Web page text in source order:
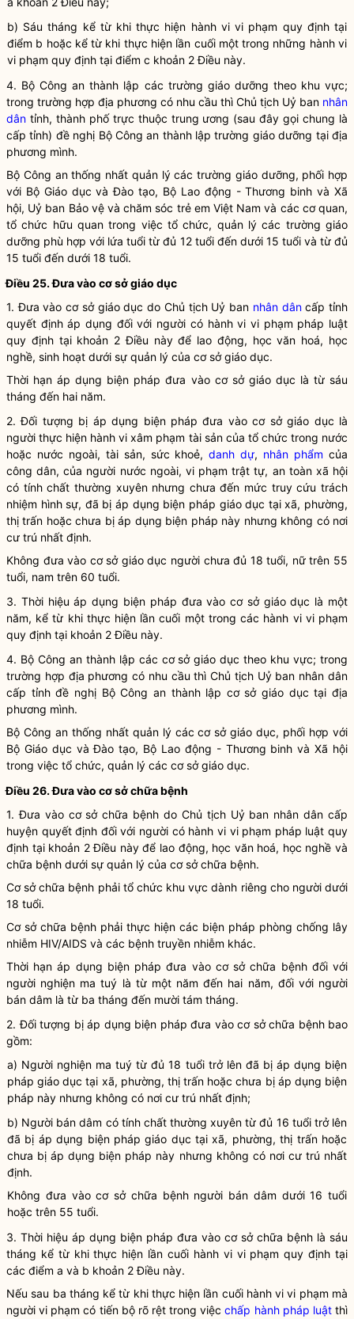
b) Sáu tháng kể từ khi thực hiện hành vi vi phạm quy định tại
điểm b hoặc kể từ khi thực hiện lần cuối một trong những hành vi
vi phạm quy định tại điểm c khoản 2 Điều này.
4. Bộ Công an thành lập các trường giáo dưỡng theo khu vực;
trong trường hợp địa phương có nhu cầu thì Chủ tịch Uỷ ban nhân
dân tỉnh, thành phố trực thuộc trung ương (sau đây gọi chung là
cấp tỉnh) đề nghị Bộ Công an thành lập trường giáo dưỡng tại địa
phương mình.
Bộ Công an thống nhất quản lý các trường giáo dưỡng, phối hợp
với Bộ Giáo dục và Đào tạo, Bộ Lao động - Thương binh và Xã
hội, Uỷ ban Bảo vệ và chăm sóc trẻ em Việt Nam và các cơ quan,
tổ chức hữu quan trong việctổ chức, quản lý các trường giáo
dưỡng phù hợp với lứa tuổi từ đủ 12 tuổi đến dưới 15 tuổi và từ đủ
15 tuổi đến dưới 18 tuổi.
Điều 25.Đưa vào cơ sở giáo dục
1.Đưa vào cơ sở giáo dục do Chủ tịch Uỷ ban nhân dâncấp tỉnh
quyết định áp dụng đối với người có hành vi vi phạm pháp luật
quy định tại khoản 2 Điều này để lao động, học văn hoá, học
nghề, sinh hoạt dưới sự quản lý của cơ sở giáo dục.
Thời hạn áp dụng biện phápđưa vào cơ sở giáo dục là từ sáu
tháng đến hai năm.
2. Đối tượng bị áp dụng biện phápđưa vào cơ sở giáo dục là
người thực hiện hành vi xâm phạm tài sản của tổ chức trong nước
hoặc nước ngoài, tài sản, sức khoẻ,danh dự, nhân phẩm của
công dân, của người nước ngoài, vi phạm trật tự, an toàn xã hội
có tính chất thường xuyên nhưng chưa đến mức truy cứu trách
nhiệm hình sự, đã bị áp dụng biện pháp giáo dục tại xã, phường,
thị trấn hoặc chưa bị áp dụng biện pháp này nhưng không có nơi
cư trú nhất định.
Không đưa vào cơ sở giáo dục người chưa đủ 18 tuổi, nữ trên 55
tuổi, nam trên 60 tuổi.
3. Thời hiệu áp dụng biện pháp đưa vào cơ sở giáo dục là một
năm, kể từ khi thực hiện lần cuối một trong các hành vi vi phạm
quy định tại khoản 2 Điều này.
4. Bộ Công an thành lập các cơ sở giáo dục theo khu vực; trong
trường hợp địa phương có nhu cầu thì Chủ tịch Uỷ ban nhân dân
cấp tỉnh đề nghị Bộ Công an thành lập cơ sở giáo dục tại địa
phương mình.
Bộ Công an thống nhất quản lý các cơ sở giáo dục, phối hợp với
Bộ Giáo dục và Đào tạo, Bộ Lao động - Thương binh và Xã hội
trong việc tổ chức, quản lý các cơ sở giáo dục.
Điều 26.Đưa vào cơ sở chữa bệnh
1.Đưa vào cơ sở chữa bệnh do Chủ tịch Uỷ ban nhân dân cấp
huyện quyết định đối với người có hành vi vi phạm pháp luật quy
định tại khoản 2 Điều này để lao động, học văn hoá, học nghề và
chữa bệnh dưới sự quản lý của cơ sở chữa bệnh.
Cơ sở chữa bệnh phải tổ chức khu vực dành riêng cho người dưới
18 tuổi.
Cơ sở chữa bệnh phải thực hiện các biện pháp phòng chống lây
nhiễm HIV/AIDS và các bệnh truyền nhiễm khác.
Thời hạn áp dụng biện phápđưa vào cơ sở chữa bệnhđối với
người nghiện ma tuý là từ một năm đến hai năm, đối với người
bán dâm là từ ba tháng đến mười tám tháng.
2. Đối tượng bị áp dụng biện pháp đưa vào cơ sở chữa bệnhbao
gồm:
a) Người nghiện ma tuý từ đủ 18 tuổi trở lên đã bị áp dụng biện
phápgiáo dục tại xã, phường, thị trấn hoặc chưa bị áp dụng biện
pháp này nhưng không có nơi cư trú nhất định;
b) Người bán dâm có tính chất thường xuyên từ đủ 16 tuổi trở lên
đã bị áp dụng biện phápgiáo dục tại xã, phường, thị trấnhoặc
chưa bị áp dụng biện pháp này nhưng không có nơi cư trú nhất
định.
Không đưa vào cơ sở chữa bệnhngười bán dâm dưới 16 tuổi
hoặc trên 55 tuổi.
3. Thời hiệu áp dụng biện pháp đưa vào cơ sở chữa bệnh là sáu
tháng kể từ khi thực hiện lần cuối hành vi vi phạm quy định tại
các điểm a và b khoản 2 Điều này.
Nếu sau ba tháng kể từ khi thực hiện lần cuối hành vi vi phạm mà
người vi phạm có tiến bộ rõ rệt trong việcchấp hành pháp luậtthì